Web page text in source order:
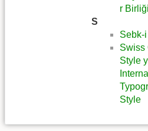
r Birliği
S
Sebk-
Swiss
Style
Style